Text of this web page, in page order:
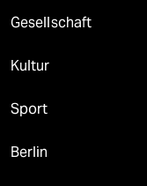
Gesellschaft
Kultur
Sport
Berlin